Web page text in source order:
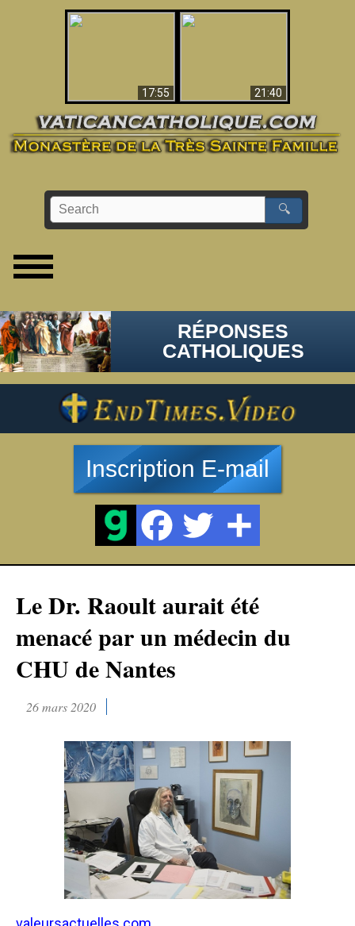
17:55
21:40
🔍
RÉPONSES
CATHOLIQUES
Inscription E-mail
Le Dr. Raoult aurait été
menacé par un médecin du
CHU de Nantes
26 mars 2020